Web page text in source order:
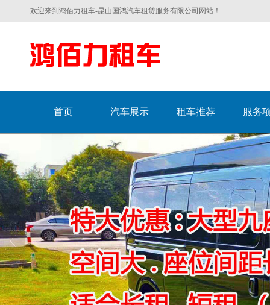
欢迎来到鸿佰力租车-昆山国鸿汽车租赁服务有限公司网站！
首页 汽车展示 租车推荐 服务